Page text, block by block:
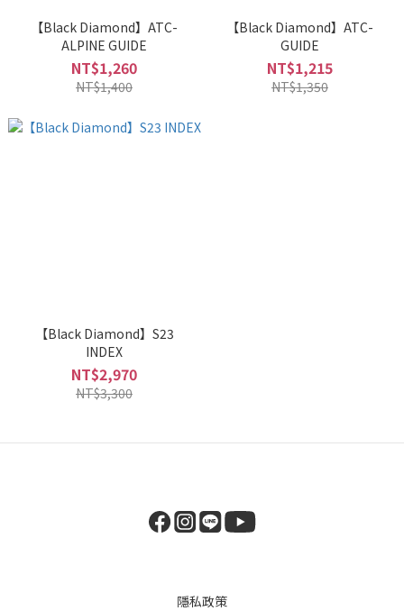
【Black Diamond】ATC-
ALPINE GUIDE
NT$1,260
NT$1,400
【Black Diamond】ATC-
GUIDE
NT$1,215
NT$1,350
【Black Diamond】S23
INDEX
NT$2,970
NT$3,300
隱私政策